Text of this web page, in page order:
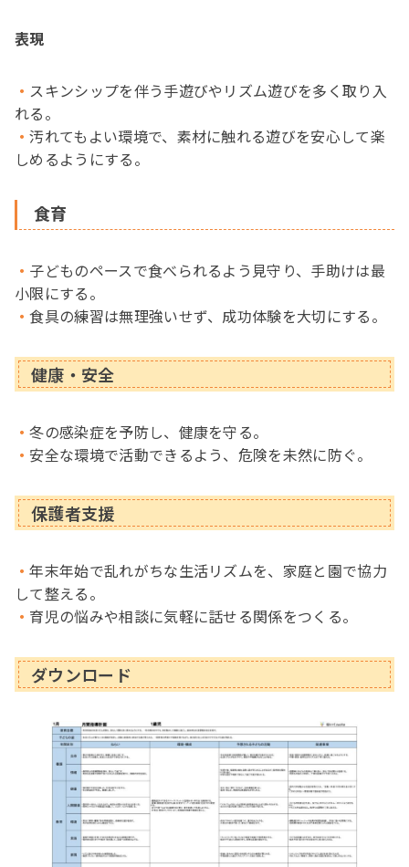
表現
スキンシップを伴う手遊びやリズム遊びを多く取り入
れる。
汚れてもよい環境で、素材に触れる遊びを安心して楽
しめるようにする。
食育
子どものペースで食べられるよう見守り、手助けは最
小限にする。
食具の練習は無理強いせず、成功体験を大切にする。
健康・安全
冬の感染症を予防し、健康を守る。
安全な環境で活動できるよう、危険を未然に防ぐ。
保護者支援
年末年始で乱れがちな生活リズムを、家庭と園で協力
して整える。
育児の悩みや相談に気軽に話せる関係をつくる。
ダウンロード